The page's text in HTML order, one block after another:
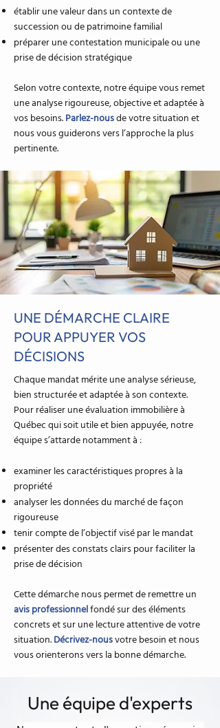
établir une valeur dans un contexte de
succession ou de patrimoine familial
préparer une contestation municipale ou une
prise de décision stratégique
Selon votre contexte, notre équipe vous remet
une analyse rigoureuse, objective et adaptée à
vos besoins.Parlez-nousde votre situation et
nous vous guiderons vers l’approche la plus
pertinente.
UNE DÉMARCHE CLAIRE
POUR APPUYER VOS
DÉCISIONS
Chaque mandat mérite une analyse sérieuse,
bien structurée et adaptée à son contexte.
Pour réaliser une évaluation immobilière à
Québec qui soit utile et bien appuyée, notre
équipe s’attarde notamment à :
examiner les caractéristiques propres à la
propriété
analyser les données du marché de façon
rigoureuse
tenir compte de l’objectif visé par le mandat
présenter des constats clairs pour faciliter la
prise de décision
Cette démarche nous permet de remettre un
avis professionnelfondé sur des éléments
concrets et sur une lecture attentive de votre
situation.Décrivez-nousvotre besoin et nous
vous orienterons vers la bonne démarche.
Une équipe d'experts